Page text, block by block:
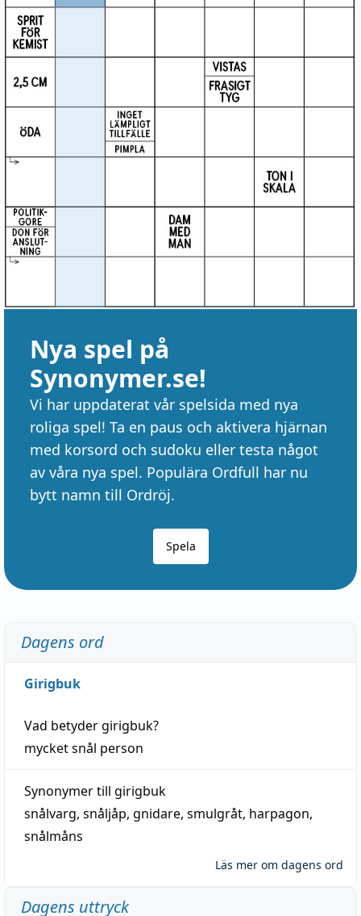
Nya spel på
Synonymer.se!
Vi har uppdaterat vår spelsida med nya
roliga spel! Ta en paus och aktivera hjärnan
med korsord och sudoku eller testa något
av våra nya spel. Populära Ordfull har nu
bytt namn till Ordröj.
Spela
Dagens ord
Girigbuk
Vad betydergirigbuk?
mycketsnål person
Synonymer till girigbuk
snålvarg, snåljåp, gnidare, smulgråt, harpagon,
snålmåns
Läs mer om dagens ord
Dagens uttryck